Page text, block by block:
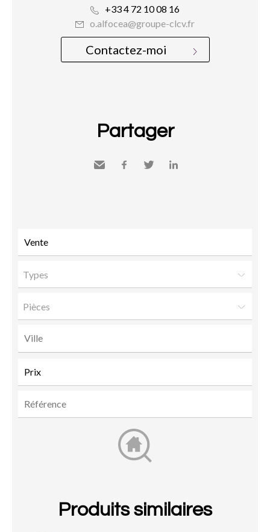
+33 4 72 10 08 16
o.alfocea@groupe-clcv.fr
Contactez-moi
Partager
Types
Pièces
Produits similaires